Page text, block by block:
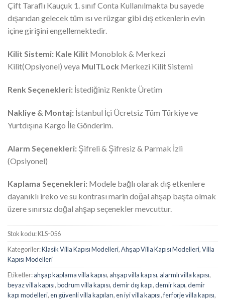
Çift Taraflı Kauçuk 1. sınıf Conta Kullanılmakta bu sayede
dışarıdan gelecek tüm ısı ve rüzgar gibi dış etkenlerin evin
içine girişini engellemektedir.
Kilit Sistemi: Kale Kilit Monoblok & Merkezi
Kilit(Opsiyonel) veya MulTLock Merkezi Kilit Sistemi
Renk Seçenekleri: İstediğiniz Renkte Üretim
Nakliye & Montaj: İstanbul İçi Ücretsiz Tüm Türkiye ve
Yurtdışına Kargo İle Gönderim.
Alarm Seçenekleri: Şifreli & Şifresiz & Parmak İzli
(Opsiyonel)
Kaplama Seçenekleri: Modele bağlı olarak dış etkenlere
dayanıklı ireko ve su kontrası marin doğal ahşap başta olmak
üzere sınırsız doğal ahşap seçenekler mevcuttur.
Stok kodu:KLS-056
Kategoriler:Klasik Villa Kapısı Modelleri,Ahşap Villa Kapısı Modelleri,Villa
Kapısı Modelleri
Etiketler:ahşap kaplama villa kapısı, ahşap villa kapısı, alarmlı villa kapısı,
beyaz villa kapısı,bodrum villa kapısı,demir dış kapı,demir kapı,demir
kapı modelleri,en güvenli villa kapıları,en iyi villa kapısı,ferforje villa kapısı,